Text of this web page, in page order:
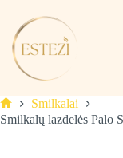
content
Pagrindinis
Smilkalai
Smilkalų lazdelės Palo